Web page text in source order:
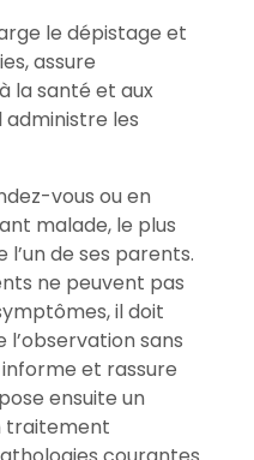
le dépistage et
assure
la santé et aux
administre les
vous ou en
malade, le plus
de ses parents.
ne peuvent pas
il doit
l’observation sans
et rassure
ensuite un
traitement